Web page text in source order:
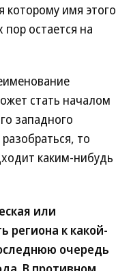
которому имя этого
пор остается на
стать началом
западного
то
каким-нибудь
или
региона к какой-
очередь